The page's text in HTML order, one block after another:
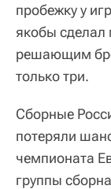
пробежку у
якобы
решающим
только три.
Сборные
потеряли
чемпионата
группы